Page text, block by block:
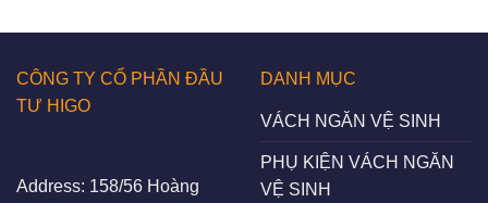
CÔNG TY CỔ PHẦN ĐẦU
TƯ HIGO
Address: 158/56 Hoàng
DANH MỤC
VÁCH NGĂN VỆ SINH
PHỤ KIỆN VÁCH NGĂN
VỆ SINH